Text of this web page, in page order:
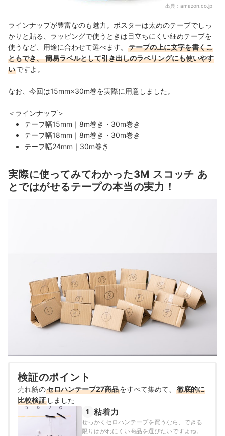
出典： amazon.co.jp
ラインナップが豊富なのも魅力。ポスターは太めのテープでしっ
かりと貼る、ラッピングで使うときは目立ちにくい細めテープを
使うなど、用途に合わせて選べます。
テープの上に文字を書くこ
ともでき、 簡易ラベルとして引き出しのラベリングにも使いやす
いですよ。
なお、今回は15mm×30m巻を実際に用意しました。
＜ラインナップ＞
テープ幅15mm｜8m巻き・30m巻き
テープ幅18mm｜ 8m巻き・30m巻き
テープ幅24mm｜ 30m巻き
実際に使ってみてわかった3M スコッチ あ
とではがせるテープの本当の実力！
検証のポイント
売れ筋のセロハンテープ27商品をすべて集めて、
徹底的に
比較検証 しました
1 粘着力
せっかくセロハンテープを買うなら、できる
限りはがれにくい商品を選びたいですよね。